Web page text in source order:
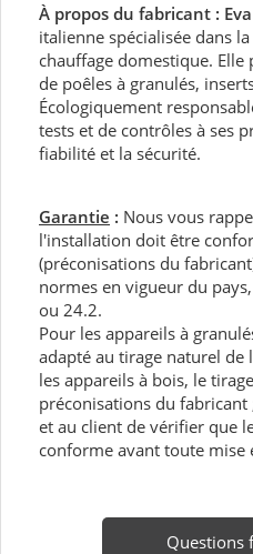
À propos du fabricant :
italienne spécialisée dans
chauffage domestique.
de poêles à granulés,
Écologiquement
tests et de contrôles à ses
fiabilité et la sécurité.
Garantie : Nous vous
l'installation doit être
(préconisations du
normes en vigueur du
ou 24.2.
Pour les appareils à
adapté au tirage naturel
les appareils à bois, le
préconisations du
et au client de vérifier que
conforme avant toute mise
Questions